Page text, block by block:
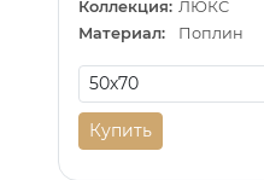
Коллекция: ЛЮКС
Материал:
Поплин
Купить